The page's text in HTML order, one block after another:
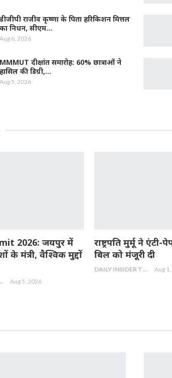
डीजीपी राजीव कृष्णा के पिता हरिकिशन मित्तल
का निधन, सीएम…
Aug 6, 2026
MMMUT दीक्षांत समारोह: 60% छात्राओं ने
हासिल की डिग्री,…
Aug 5, 2026
2026: जयपुर में
के मंत्री, वैश्विक मुद्दों
TEAM Aug 5, 2026
राष्ट्रपति मुर्मू ने
बिल को मंजूरी दी
DAILY INSIDER TEAM Aug